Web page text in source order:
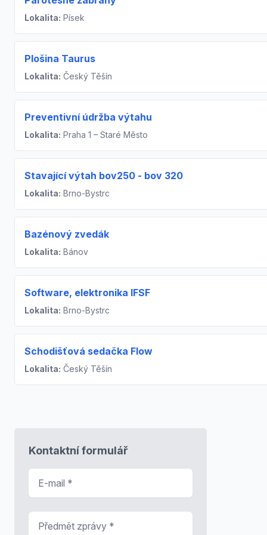
Lokalita: Písek
Plošina Taurus
Lokalita: Český Těšín
Preventivní údržba výtahu
Lokalita: Praha 1 – Staré Město
Stavající výtah bov250 - bov 320
Lokalita: Brno-Bystrc
Bazénový zvedák
Lokalita: Bánov
Software, elektronika IFSF
Lokalita: Brno-Bystrc
Schodišťová sedačka Flow
Lokalita: Český Těšín
Kontaktní formulář